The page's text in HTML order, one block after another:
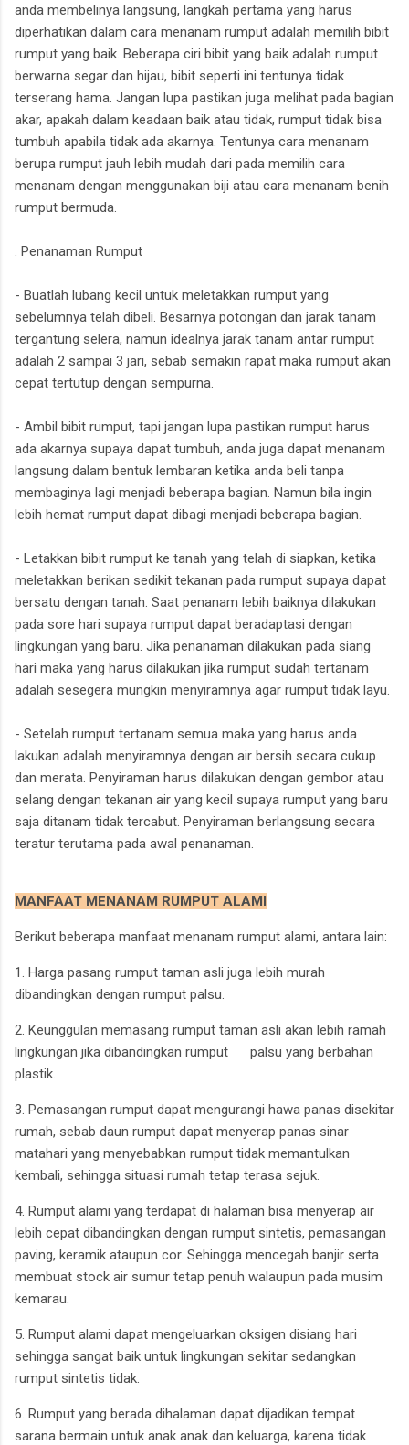
anda membelinya langsung, langkah pertama yang harus
diperhatikan dalam cara menanam rumput adalah memilih bibit
rumput yang baik. Beberapa ciri bibit yang baik adalah rumput
berwarna segar dan hijau, bibit seperti ini tentunya tidak
terserang hama. Jangan lupa pastikan juga melihat pada bagian
akar, apakah dalam keadaan baik atau tidak, rumput tidak bisa
tumbuh apabila tidak ada akarnya. Tentunya cara menanam
berupa rumput jauh lebih mudah dari pada memilih cara
menanam dengan menggunakan biji atau cara menanam benih
rumput bermuda.
. Penanaman Rumput
- Buatlah lubang kecil untuk meletakkan rumput yang
sebelumnya telah dibeli. Besarnya potongan dan jarak tanam
tergantung selera, namun idealnya jarak tanam antar rumput
adalah 2 sampai 3 jari, sebab semakin rapat maka rumput akan
cepat tertutup dengan sempurna.
- Ambil bibit rumput, tapi jangan lupa pastikan rumput harus
ada akarnya supaya dapat tumbuh, anda juga dapat menanam
langsung dalam bentuk lembaran ketika anda beli tanpa
membaginya lagi menjadi beberapa bagian. Namun bila ingin
lebih hemat rumput dapat dibagi menjadi beberapa bagian.
- Letakkan bibit rumput ke tanah yang telah di siapkan, ketika
meletakkan berikan sedikit tekanan pada rumput supaya dapat
bersatu dengan tanah. Saat penanam lebih baiknya dilakukan
pada sore hari supaya rumput dapat beradaptasi dengan
lingkungan yang baru. Jika penanaman dilakukan pada siang
hari maka yang harus dilakukan jika rumput sudah tertanam
adalah sesegera mungkin menyiramnya agar rumput tidak layu.
- Setelah rumput tertanam semua maka yang harus anda
lakukan adalah menyiramnya dengan air bersih secara cukup
dan merata. Penyiraman harus dilakukan dengan gembor atau
selang dengan tekanan air yang kecil supaya rumput yang baru
saja ditanam tidak tercabut. Penyiraman berlangsung secara
teratur terutama pada awal penanaman.
MANFAAT MENANAM RUMPUT ALAMI
Berikut beberapa manfaat menanam rumput alami, antara lain:
1. Harga pasang rumput taman asli juga lebih murah
dibandingkan dengan rumput palsu.
2. Keunggulan memasang rumput taman asli akan lebih ramah
lingkungan jika dibandingkan rumput palsu yang berbahan
plastik.
3. Pemasangan rumput dapat mengurangi hawa panas disekitar
rumah, sebab daun rumput dapat menyerap panas sinar
matahari yang menyebabkan rumput tidak memantulkan
kembali, sehingga situasi rumah tetap terasa sejuk.
4. Rumput alami yang terdapat di halaman bisa menyerap air
lebih cepat dibandingkan dengan rumput sintetis, pemasangan
paving, keramik ataupun cor. Sehingga mencegah banjir serta
membuat stock air sumur tetap penuh walaupun pada musim
kemarau.
5. Rumput alami dapat mengeluarkan oksigen disiang hari
sehingga sangat baik untuk lingkungan sekitar sedangkan
rumput sintetis tidak.
6. Rumput yang berada dihalaman dapat dijadikan tempat
sarana bermain untuk anak anak dan keluarga, karena tidak